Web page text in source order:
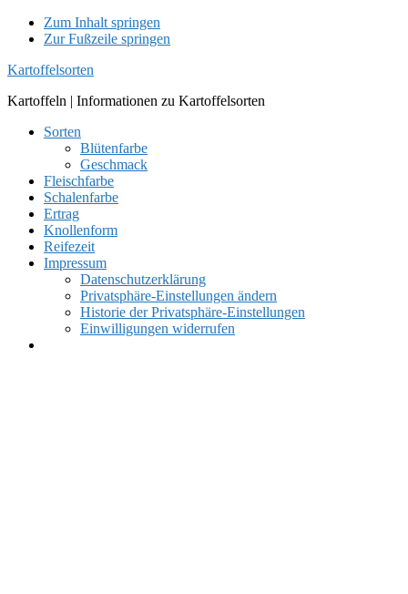
Zum Inhalt springen
Zur Fußzeile springen
Kartoffelsorten
Kartoffeln | Informationen zu Kartoffelsorten
Sorten
Blütenfarbe
Geschmack
Fleischfarbe
Schalenfarbe
Ertrag
Knollenform
Reifezeit
Impressum
Datenschutzerklärung
Privatsphäre-Einstellungen ändern
Historie der Privatsphäre-Einstellungen
Einwilligungen widerrufen